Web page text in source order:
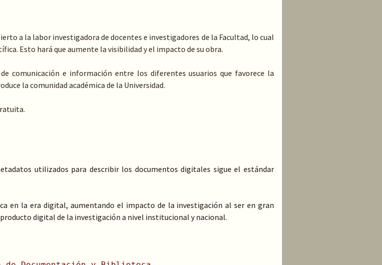
a la labor investigadora de docentes e investigadores de la Facultad, lo cual
Esto hará que aumente la visibilidad y el impacto de su obra.
comunicación e información entre los diferentes usuarios que favorece la
la comunidad académica de la Universidad.
utilizados para describir los documentos digitales sigue el estándar
en la era digital, aumentando el impacto de la investigación al ser en gran
digital de la investigación a nivel institucional y nacional.